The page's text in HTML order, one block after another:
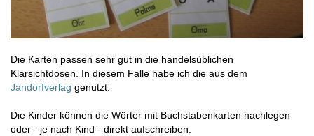
Die Karten passen sehr gut in die handelsüblichen
Klarsichtdosen. In diesem Falle habe ich die aus dem
Jandorfverlag genutzt.
Die Kinder können die Wörter mit Buchstabenkarten nachlegen
oder - je nach Kind - direkt aufschreiben.